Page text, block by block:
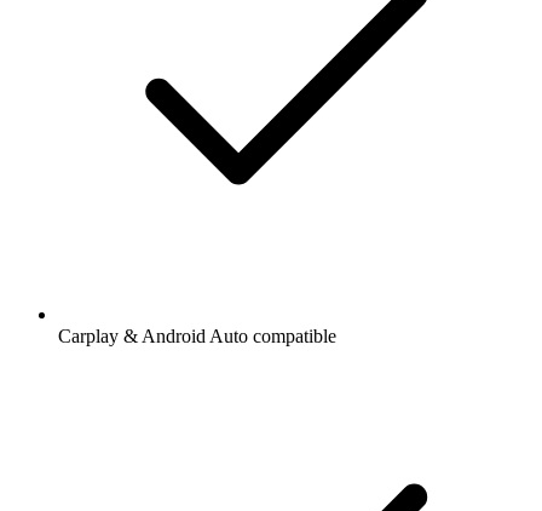
Carplay & Android Auto compatible